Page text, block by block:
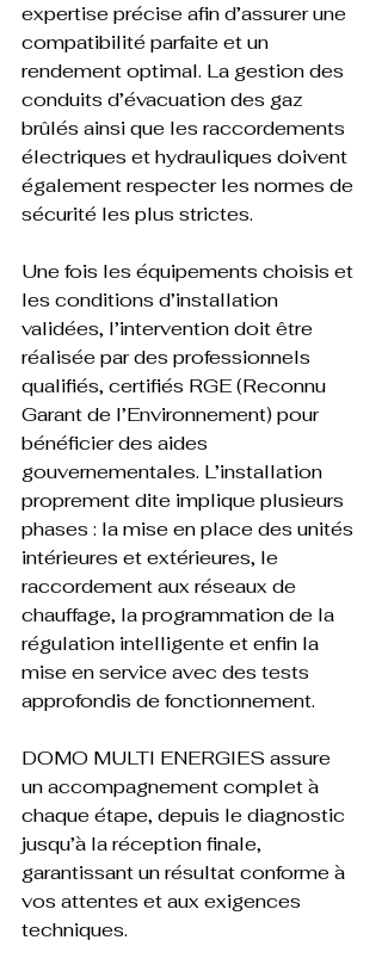
expertise précise afin d’assurer une
compatibilité parfaite et un
rendement optimal. La gestion des
conduits d’évacuation des gaz
brûlés ainsi que les raccordements
électriques et hydrauliques doivent
également respecter les normes de
sécurité les plus strictes.
Une fois les équipements choisis et
les conditions d’installation
validées, l’intervention doit être
réalisée par des professionnels
qualifiés, certifiés RGE (Reconnu
Garant de l’Environnement) pour
bénéficier des aides
gouvernementales. L’installation
proprement dite implique plusieurs
phases : la mise en place des unités
intérieures et extérieures, le
raccordement aux réseaux de
chauffage, la programmation de la
régulation intelligente et enfin la
mise en service avec des tests
approfondis de fonctionnement.
DOMO MULTI ENERGIES assure
un accompagnement complet à
chaque étape, depuis le diagnostic
jusqu’à la réception finale,
garantissant un résultat conforme à
vos attentes et aux exigences
techniques.